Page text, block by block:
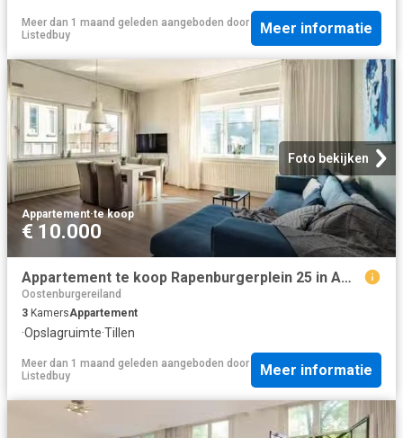
Meer dan 1 maand geleden aangeboden door
Listedbuy
Meer informatie
Foto bekijken
Appartement·te koop
€ 10.000
Appartement te koop Rapenburgerplein 25 in Amsterdam voor € 55.
Oostenburgereiland
3 KamersAppartement
·Opslagruimte·Tillen
Meer dan 1 maand geleden aangeboden door
Listedbuy
Meer informatie